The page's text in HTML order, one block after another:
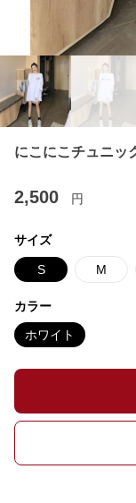
にこにこチュニッ
2,500 円
サイズ
S M
カラー
ホワイト